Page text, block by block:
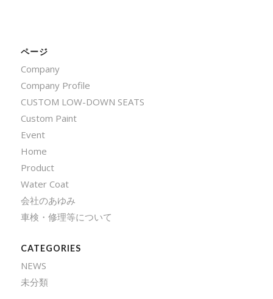
ページ
Company
Company Profile
CUSTOM LOW-DOWN SEATS
Custom Paint
Event
Home
Product
Water Coat
会社のあゆみ
車検・修理等について
CATEGORIES
NEWS
未分類